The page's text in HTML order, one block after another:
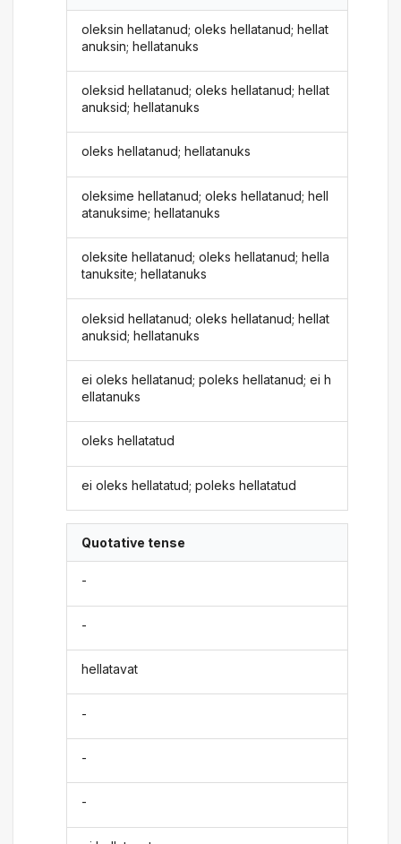
oleksin hellatanud; oleks hellatanud; hellat
anuksin; hellatanuks
oleksid hellatanud; oleks hellatanud; hellat
anuksid; hellatanuks
oleks hellatanud; hellatanuks
oleksime hellatanud; oleks hellatanud; hell
atanuksime; hellatanuks
oleksite hellatanud; oleks hellatanud; hella
tanuksite; hellatanuks
oleksid hellatanud; oleks hellatanud; hellat
anuksid; hellatanuks
ei oleks hellatanud; poleks hellatanud; ei h
ellatanuks
oleks hellatatud
ei oleks hellatatud; poleks hellatatud
Quotative tense
-
-
hellatavat
-
-
-